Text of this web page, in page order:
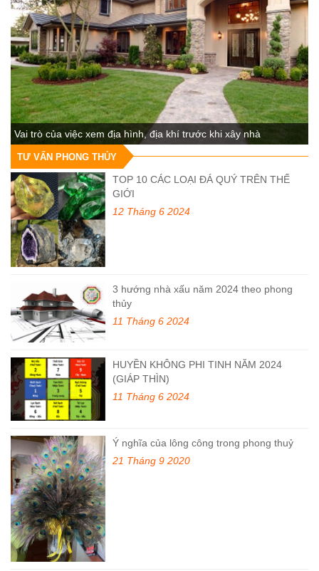
Vai trò của việc xem địa hình, địa khí trước khi xây nhà
TƯ VẤN PHONG THỦY
TOP 10 CÁC LOẠI ĐÁ QUÝ TRÊN THẾ
GIỚI
12 Tháng 6 2024
3 hướng nhà xấu năm 2024 theo phong
thủy
11 Tháng 6 2024
HUYỀN KHÔNG PHI TINH NĂM 2024
(GIÁP THÌN)
11 Tháng 6 2024
Ý nghĩa của lông công trong phong thuỷ
21 Tháng 9 2020